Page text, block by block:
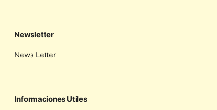
Newsletter
News Letter
Informaciones Utiles